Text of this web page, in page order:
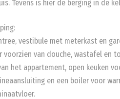
Tevens is hier de berging in de
vestibule met meterkast en
voorzien van douche, wastafel en
het appartement, open keuken
en een boiler voor